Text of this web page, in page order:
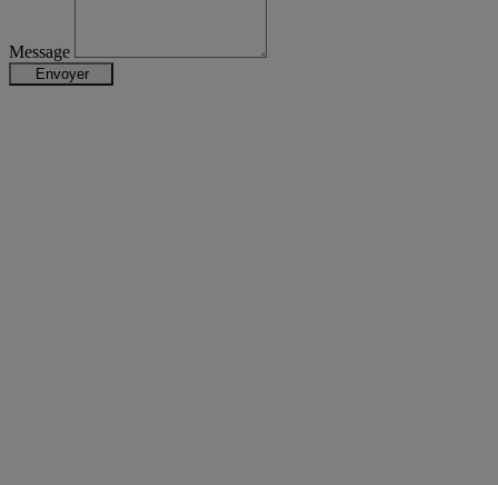
Message
Envoyer